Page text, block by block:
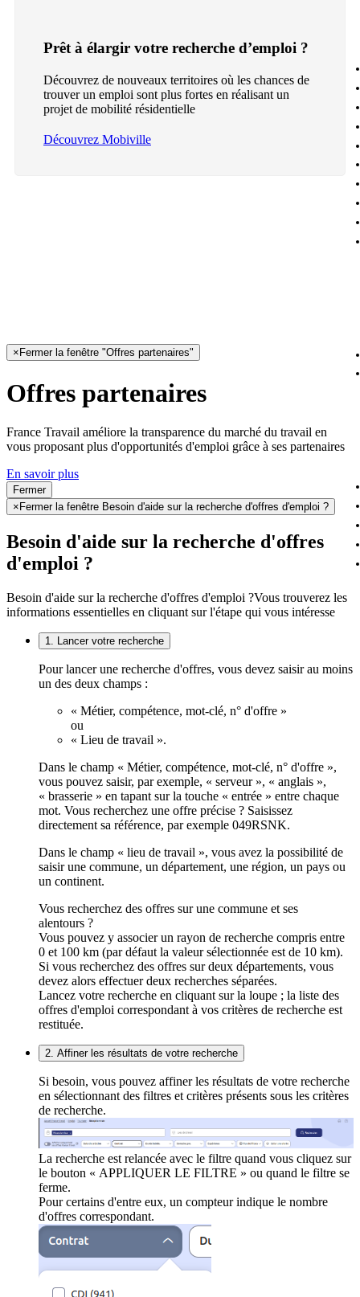
Prêt à élargir votre recherche d’emploi ?
Découvrez de nouveaux territoires où les chances de
trouver un emploi sont plus fortes en réalisant un
projet de mobilité résidentielle
Découvrez Mobiville
× Fermer la fenêtre "Offres partenaires"
Offres partenaires
France Travail améliore la transparence du marché du travail en
vous proposant plus d'opportunités d'emploi grâce à ses partenaires
En savoir plus
Fermer
× Fermer la fenêtre Besoin d'aide sur la recherche d'offres d'emploi ?
Besoin d'aide sur la recherche d'offres
d'emploi ?
Besoin d'aide sur la recherche d'offres d'emploi ?Vous trouverez les
informations essentielles en cliquant sur l'étape qui vous intéresse
1. Lancer votre recherche
Pour lancer une recherche d'offres, vous devez saisir au moins
un des deux champs :
« Métier, compétence, mot-clé, n° d'offre »
ou
« Lieu de travail ».
Dans le champ « Métier, compétence, mot-clé, n° d'offre »,
vous pouvez saisir, par exemple, « serveur », « anglais »,
« brasserie » en tapant sur la touche « entrée » entre chaque
mot. Vous recherchez une offre précise ? Saisissez
directement sa référence, par exemple 049RSNK.
Dans le champ « lieu de travail », vous avez la possibilité de
saisir une commune, un département, une région, un pays ou
un continent.
Vous recherchez des offres sur une commune et ses
alentours ?
Vous pouvez y associer un rayon de recherche compris entre
0 et 100 km (par défaut la valeur sélectionnée est de 10 km).
Si vous recherchez des offres sur deux départements, vous
devez alors effectuer deux recherches séparées.
Lancez votre recherche en cliquant sur la loupe ; la liste des
offres d'emploi correspondant à vos critères de recherche est
restituée.
2. Affiner les résultats de votre recherche
Si besoin, vous pouvez affiner les résultats de votre recherche
en sélectionnant des filtres et critères présents sous les critères
de recherche.
La recherche est relancée avec le filtre quand vous cliquez sur
le bouton « APPLIQUER LE FILTRE » ou quand le filtre se
ferme.
Pour certains d'entre eux, un compteur indique le nombre
d'offres correspondant.